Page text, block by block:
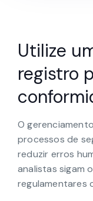
Utilize
registro
O
processos de
reduzir erros